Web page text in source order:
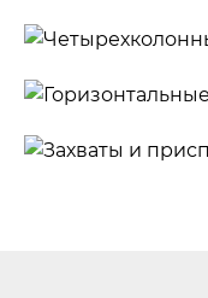
машины
машины
машины